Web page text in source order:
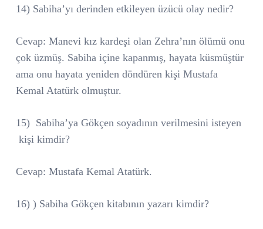
14) Sabiha’yı derinden etkileyen üzücü olay nedir?
Cevap: Manevi kız kardeşi olan Zehra’nın ölümü onu
çok üzmüş. Sabiha içine kapanmış, hayata küsmüştür
ama onu hayata yeniden döndüren kişi Mustafa
Kemal Atatürk olmuştur.
15) Sabiha’ya Gökçen soyadının verilmesini isteyen
kişi kimdir?
Cevap: Mustafa Kemal Atatürk.
16) ) Sabiha Gökçen kitabının yazarı kimdir?